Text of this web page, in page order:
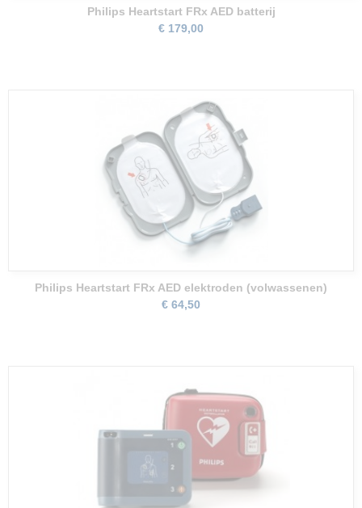
Philips Heartstart FRx AED batterij
€ 179,00
Philips Heartstart FRx AED elektroden (volwassenen)
€ 64,50